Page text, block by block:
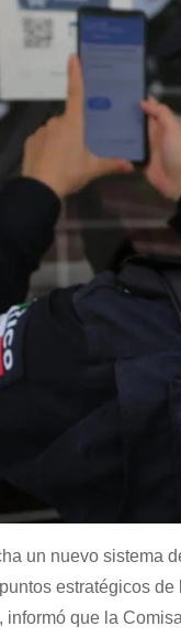
un nuevo sistema
estratégicos
que la